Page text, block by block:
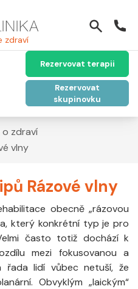
zdraví
Rezervovat terapii
Rezervovat
skupinovku
o zdraví
vlny
Rázové vlny
obecně „rázovou
který konkrétní typ je pro
často totiž dochází k
mezi fokusovanou a
řada lidí vůbec netuší, že
Obvyklým „laickým“